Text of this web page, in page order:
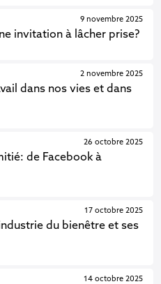
invitation à lâcher prise?
9 novembre 2025
dans nos vies et dans
2 novembre 2025
de Facebook à
26 octobre 2025
du bienêtre et ses
17 octobre 2025
14 octobre 2025